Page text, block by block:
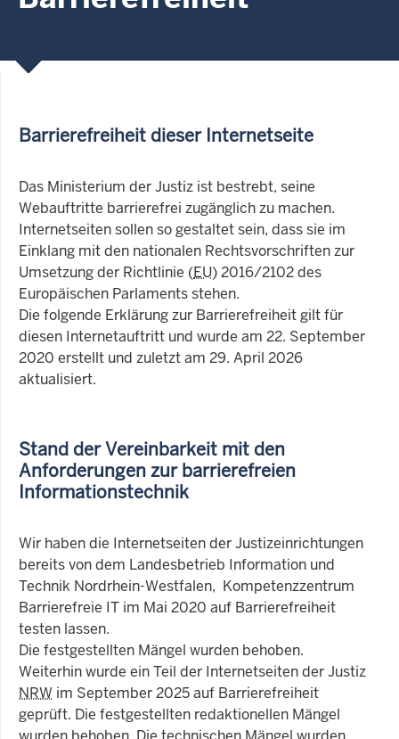
Barrierefreiheit dieser Internetseite
Das Ministerium der Justiz ist bestrebt, seine
Webauftritte barrierefrei zugänglich zu machen.
Internetseiten sollen so gestaltet sein, dass sie im
Einklang mit den nationalen Rechtsvorschriften zur
Umsetzung der Richtlinie (EU) 2016/2102 des
Europäischen Parlaments stehen.
Die folgende Erklärung zur Barrierefreiheit gilt für
diesen Internetauftritt und wurde am 22. September
2020 erstellt und zuletzt am 29. April 2026
aktualisiert.
Stand der Vereinbarkeit mit den
Anforderungen zur barrierefreien
Informationstechnik
Wir haben die Internetseiten der Justizeinrichtungen
bereits von dem Landesbetrieb Information und
Technik Nordrhein-Westfalen, Kompetenzzentrum
Barrierefreie IT im Mai 2020 auf Barrierefreiheit
testen lassen.
Die festgestellten Mängel wurden behoben.
Weiterhin wurde ein Teil der Internetseiten der Justiz
NRW im September 2025 auf Barrierefreiheit
geprüft. Die festgestellten redaktionellen Mängel